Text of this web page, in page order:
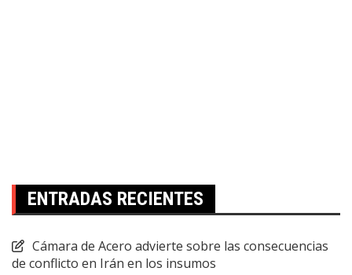
ENTRADAS RECIENTES
Cámara de Acero advierte sobre las consecuencias
de conflicto en Irán en los insumos